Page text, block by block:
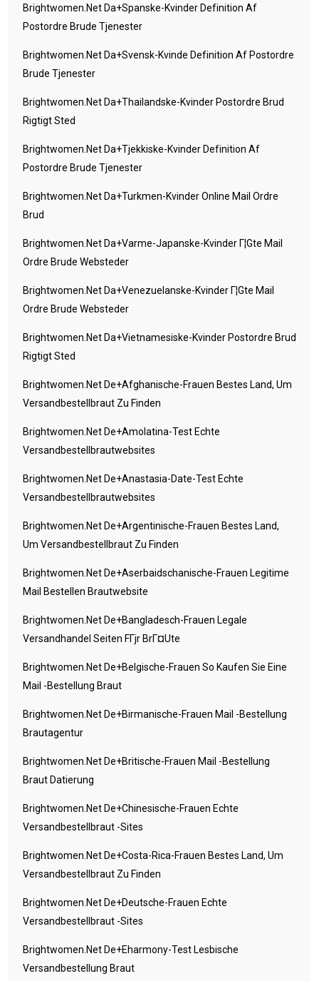
Brightwomen.net Da+spanske-Kvinder Definition Af
Postordre Brude Tjenester
Brightwomen.net Da+svensk-Kvinde Definition Af Postordre
Brude Tjenester
Brightwomen.net Da+thailandske-Kvinder Postordre Brud
Rigtigt Sted
Brightwomen.net Da+tjekkiske-Kvinder Definition Af
Postordre Brude Tjenester
Brightwomen.net Da+turkmen-Kvinder Online Mail Ordre
Brud
Brightwomen.net Da+varme-Japanske-Kvinder Г¦gte Mail
Ordre Brude Websteder
Brightwomen.net Da+venezuelanske-Kvinder Г¦gte Mail
Ordre Brude Websteder
Brightwomen.net Da+vietnamesiske-Kvinder Postordre Brud
Rigtigt Sted
Brightwomen.net De+afghanische-Frauen Bestes Land, Um
Versandbestellbraut Zu Finden
Brightwomen.net De+amolatina-Test Echte
Versandbestellbrautwebsites
Brightwomen.net De+anastasia-Date-Test Echte
Versandbestellbrautwebsites
Brightwomen.net De+argentinische-Frauen Bestes Land,
Um Versandbestellbraut Zu Finden
Brightwomen.net De+aserbaidschanische-Frauen Legitime
Mail Bestellen Brautwebsite
Brightwomen.net De+bangladesch-Frauen Legale
Versandhandel Seiten FГјr BrГ¤ute
Brightwomen.net De+belgische-Frauen So Kaufen Sie Eine
Mail -Bestellung Braut
Brightwomen.net De+birmanische-Frauen Mail -Bestellung
Brautagentur
Brightwomen.net De+britische-Frauen Mail -Bestellung
Braut Datierung
Brightwomen.net De+chinesische-Frauen Echte
Versandbestellbraut -Sites
Brightwomen.net De+costa-Rica-Frauen Bestes Land, Um
Versandbestellbraut Zu Finden
Brightwomen.net De+deutsche-Frauen Echte
Versandbestellbraut -Sites
Brightwomen.net De+eharmony-Test Lesbische
Versandbestellung Braut